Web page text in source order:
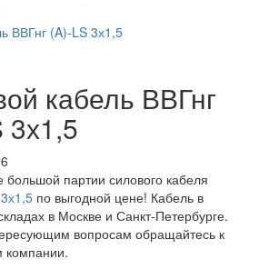
ВВГнг (A)-LS 3х1,5
кабель ВВГнг
3х1,5
большой партии силового кабеля
по выгодной цене! Кабель в
в Москве и Санкт-Петербурге.
вопросам обращайтесь к